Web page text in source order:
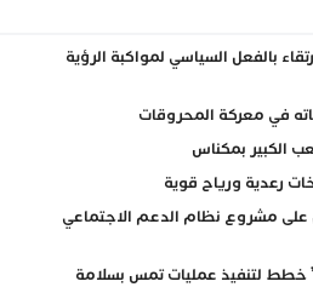
بالفعل السياسي لمواكبة الرؤية
في معركة المحروقات
رعدية ورياح قوية
مشروع نظام الدعم الاجتماعي
لتنفيذ عمليات تمس بسلامة